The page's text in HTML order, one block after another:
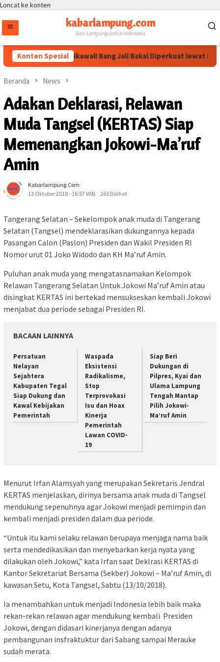
Loncat ke konten
kabarlampung.com
Dari Lampung untuk Indonesia
Konten Spesial
Megawati Dikawal! Bang Jali Bakal Diperkuat lewat Pojok
Beranda News
Adakan Deklarasi, Relawan
Muda Tangsel (KERTAS) Siap
Memenangkan Jokowi-Ma’ruf
Amin
Kabarlampung.com
13 Oktober 2018 - 16:57 WIB
265 Dilihat
Tangerang Selatan – Sekelompok anak muda di Tangerang
Selatan (Tangsel) mendeklarasikan dukungannya kepada
Pasangan Calon (Paslon) Presiden dan Wakil Presiden RI
Nomor urut 01 Joko Widodo dan KH Ma’ruf Amin.
Puluhan anak muda yang mengatasnamakan Kelompok
Relawan Tangerang Selatan Untuk Jokowi Ma’ruf Amin atau
disingkat KERTAS ini bertekad mensukseskan kembali Jokowi
menjabat dua periode sebagai Presiden RI.
BACAAN LAINNYA
Persatuan
Nelayan
Sejahtera
Kabupaten Tegal
Siap Dukung dan
Kawal Kebijakan
Pemerintah
Waspada
Eksistensi
Radikalisme,
Stop
Terprovokasi
Isu dan Hoax
Kinerja
Pemerintah
Lawan COVID-
19
Siap Beri
Dukungan di
Pilpres, Kyai dan
Ulama Lampung
Tengah Mantap
Pilih Jokowi-
Ma’ruf Amin
Menurut Irfan Alamsyah yang merupakan Sekretaris Jendral
KERTAS menjelaskan, dirinya bersama anak muda di Tangsel
mendukung sepenuhnya agar Jokowi menjadi pemimpin dan
kembali menjadi presiden dalam dua periode.
“Untuk itu kami selaku relawan berupaya menjaga nama baik
serta mendedikasikan dan menyebarkan kerja nyata yang
dilakukan oleh Jokowi,” kata Irfan saat Deklrasi KERTAS di
Kantor Sekretariat Bersama (Sekber) Jokowi – Ma’ruf Amin, di
kawasan Setu, Kota Tangsel, Sabtu (13/10/2018).
Ia menambahkan untuk menjadi Indonesia lebih baik maka
rekan-rekan relawan agar mendukung kembali Presiden
Jokowi, dengan didasari kinerjanya dengan adanya
pembangunan insfraktuktur dari Sabang sampai Merauke
sudah merata.